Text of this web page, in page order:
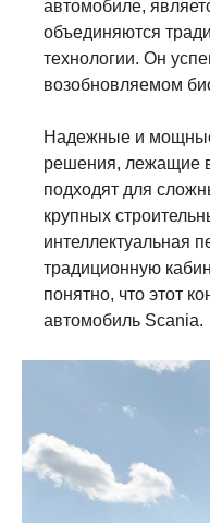
автомобиле,
объединяются
технологии. Он
возобновляемом
Надежные и мощные
решения, лежащие
подходят для
крупных
интеллектуальная
традиционную
понятно, что этот
автомобиль Scania.